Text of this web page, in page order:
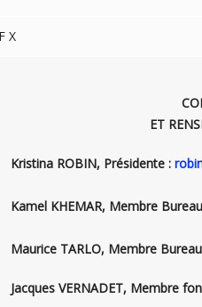
X
ET
Kristina ROBIN, Présidente :
Kamel KHEMAR, Membre
Maurice TARLO, Membre
Jacques VERNADET, Membre